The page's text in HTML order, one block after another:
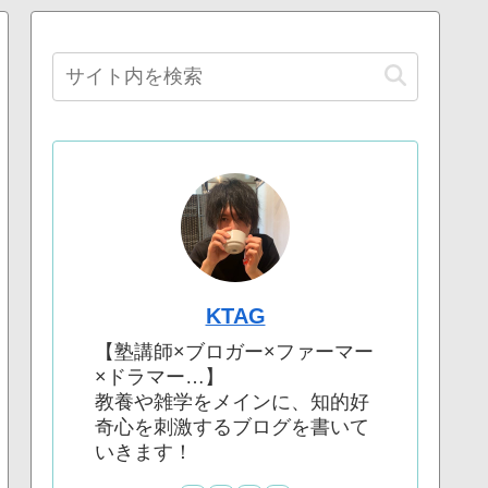
KTAG
【塾講師×ブロガー×ファーマー
×ドラマー…】
教養や雑学をメインに、知的好
奇心を刺激するブログを書いて
いきます！